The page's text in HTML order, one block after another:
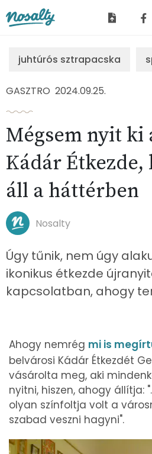
juhtúrós sztrapacska
GASZTRO 2024.09.25.
Mégsem nyit ki
Kádár
áll a háttérben
Nosalty
Úgy tűnik, nem úgy
ikonikus étkezde
kapcsolatban, ahogy
Ahogy nemrég mi is
belvárosi Kádár Étkezdét
vásárolta meg, aki
nyitni, hiszen, ahogy állítja:
olyan színfoltja volt a
szabad veszni hagyni".